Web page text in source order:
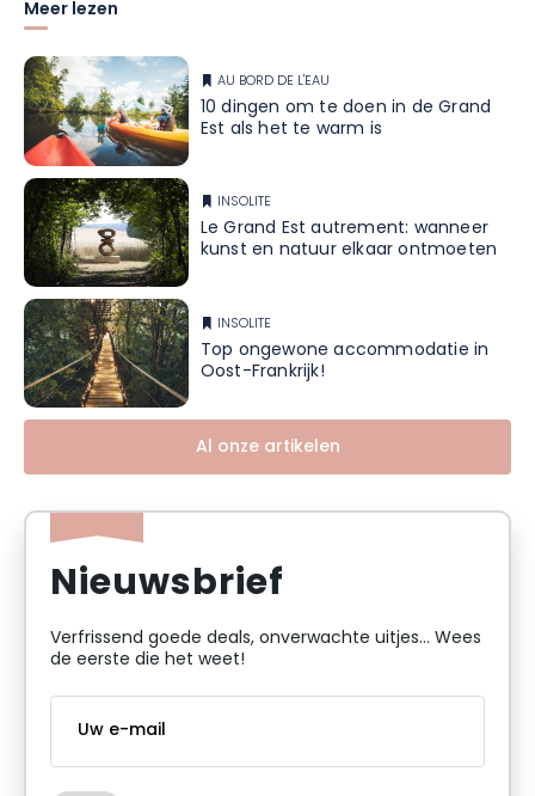
Meer lezen
AU BORD DE L'EAU
10 dingen om te doen in de Grand
Est als het te warm is
INSOLITE
Le Grand Est autrement: wanneer
kunst en natuur elkaar ontmoeten
INSOLITE
Top ongewone accommodatie in
Oost-Frankrijk!
Al onze artikelen
Nieuwsbrief
Verfrissend goede deals, onverwachte uitjes... Wees
de eerste die het weet!